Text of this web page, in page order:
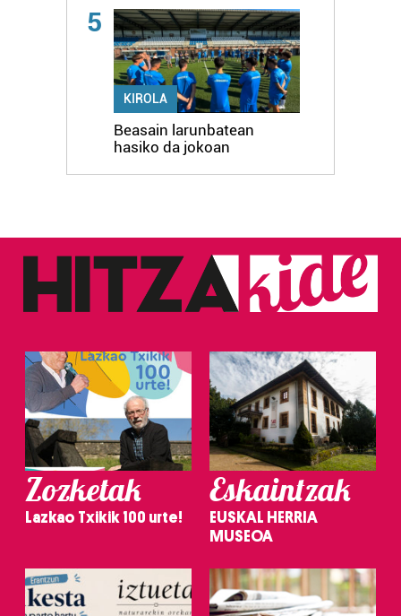
5
KIROLA
Beasain larunbatean
hasiko da jokoan
Zozketak
Lazkao Txikik 100 urte!
Eskaintzak
EUSKAL HERRIA
MUSEOA